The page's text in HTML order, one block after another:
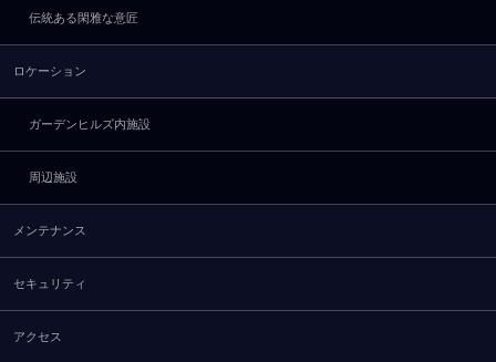
伝統ある閑雅な意匠
ロケーション
ガーデンヒルズ内施設
周辺施設
メンテナンス
セキュリティ
アクセス